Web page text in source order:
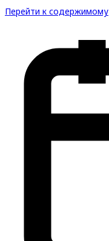
Перейти к содержимому